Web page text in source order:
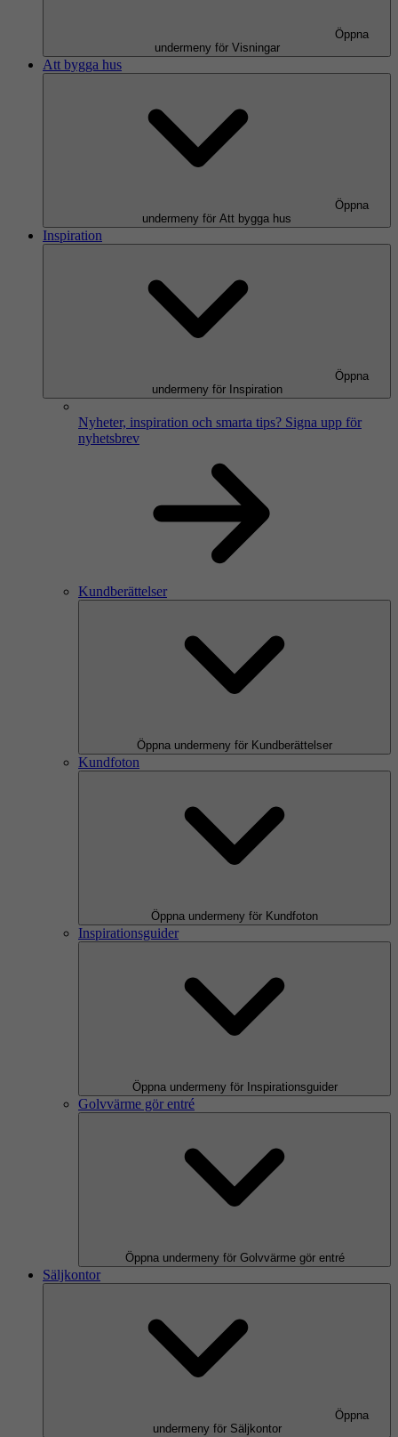
Öppna
undermeny för Visningar
Att bygga hus
Öppna
undermeny för Att bygga hus
Inspiration
Öppna
undermeny för Inspiration
Nyheter, inspiration och smarta tips? Signa upp för
nyhetsbrev
Kundberättelser
Öppna undermeny för Kundberättelser
Kundfoton
Öppna undermeny för Kundfoton
Inspirationsguider
Öppna undermeny för Inspirationsguider
Golvvärme gör entré
Öppna undermeny för Golvvärme gör entré
Säljkontor
Öppna
undermeny för Säljkontor